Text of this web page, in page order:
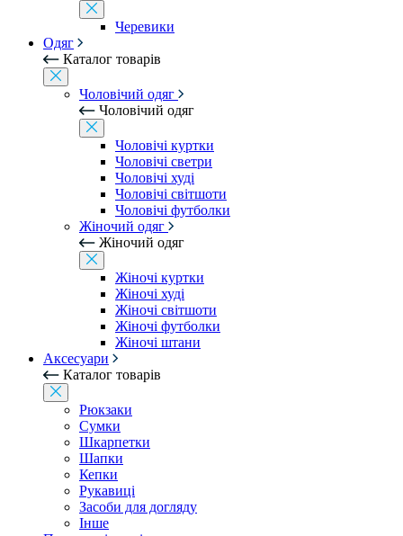
Черевики
Одяг
Каталог товарів
Чоловічий одяг
Чоловічий одяг
Чоловічі куртки
Чоловічі светри
Чоловічі худі
Чоловічі світшоти
Чоловічі футболки
Жіночий одяг
Жіночий одяг
Жіночі куртки
Жіночі худі
Жіночі світшоти
Жіночі футболки
Жіночі штани
Аксесуари
Каталог товарів
Рюкзаки
Сумки
Шкарпетки
Шапки
Кепки
Рукавиці
Засоби для догляду
Інше